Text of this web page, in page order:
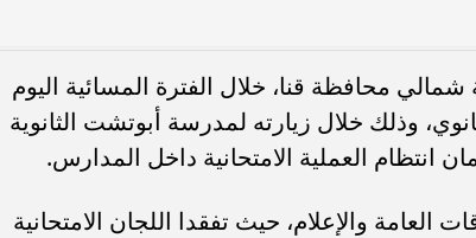
شمالي محافظة قنا، خلال الفترة المسائية اليوم
وذلك خلال زيارته لمدرسة أبوتشت الثانوية
انتظام العملية الامتحانية داخل المدارس.
العامة والإعلام، حيث تفقدا اللجان الامتحانية